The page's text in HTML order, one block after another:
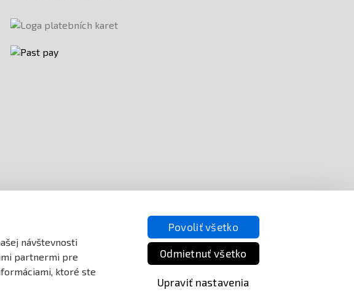
návštevnosti
partnermi pre
ktoré ste
Povoliť všetko
Odmietnuť všetko
Upraviť nastavenia